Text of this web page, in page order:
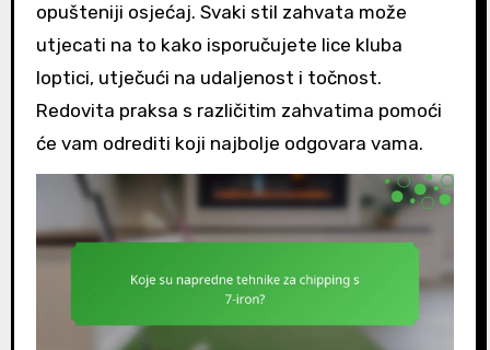
opušteniji osjećaj. Svaki stil zahvata može
utjecati na to kako isporučujete lice kluba
loptici, utječući na udaljenost i točnost.
Redovita praksa s različitim zahvatima pomoći
će vam odrediti koji najbolje odgovara vama.